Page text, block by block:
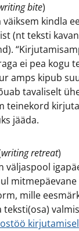
bite)
kindla
(nt teksti
ei pea kogu
amps kipub
tavaliselt
teinekord
jääda.
writing retreat)
väljaspool
mitmepäevane
mille
teksti(osa)
kirjutamisel